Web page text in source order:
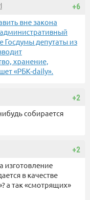
+6
вне закона
Госдумы депутаты из
хранение,
«РБК-daily».
+2
собирается
+2
изготовление
в качестве
а так «смотрящих»